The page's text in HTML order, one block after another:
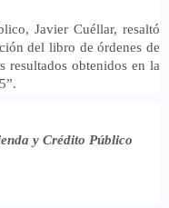
Javier Cuéllar, resaltó
del libro de órdenes de
resultados obtenidos en la
y Crédito Público